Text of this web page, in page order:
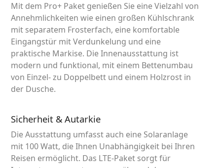
Mit dem Pro+ Paket genießen Sie eine Vielzahl von
Annehmlichkeiten wie einen großen Kühlschrank
mit separatem Frosterfach, eine komfortable
Eingangstür mit Verdunkelung und eine
praktische Markise. Die Innenausstattung ist
modern und funktional, mit einem Bettenumbau
von Einzel- zu Doppelbett und einem Holzrost in
der Dusche.
Sicherheit & Autarkie
Die Ausstattung umfasst auch eine Solaranlage
mit 100 Watt, die Ihnen Unabhängigkeit bei Ihren
Reisen ermöglicht. Das LTE-Paket sorgt für